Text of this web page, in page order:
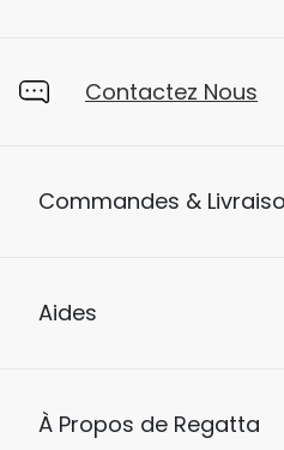
Contactez Nous
Commandes &
Aides
À Propos de Regatta